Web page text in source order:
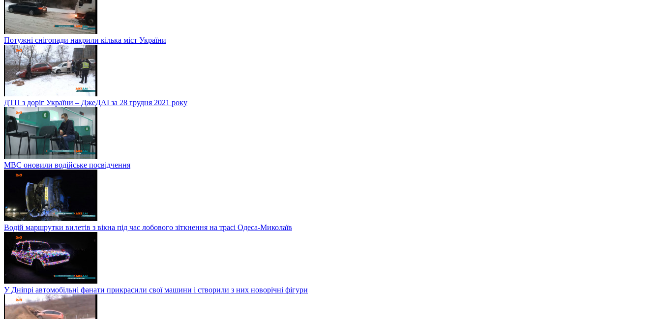
Потужні снігопади накрили кілька міст України
ДТП з доріг України – ДжеДАІ за 28 грудня 2021 року
МВС оновили водійське посвідчення
Водій маршрутки вилетів з вікна під час лобового зіткнення на трасі Одеса-Миколаїв
У Дніпрі автомобільні фанати прикрасили свої машини і створили з них новорічні фігури